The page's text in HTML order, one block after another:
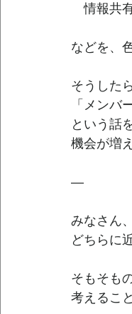
情報共
などを、
そうした
「メンバ
という話
機会が増
—
みなさん
どちらに
そもそも
考えるこ